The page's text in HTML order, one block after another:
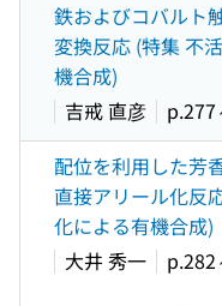
鉄およびコバルト
変換反応 (特集 不
機合成)
吉戒 直彦
p.277
配位を利用した芳
直接アリール化反
化による有機合成)
大井 秀一
p.282